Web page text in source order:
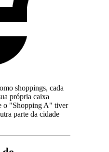
shoppings, cada
própria caixa
o "Shopping A" tiver
parte da cidade